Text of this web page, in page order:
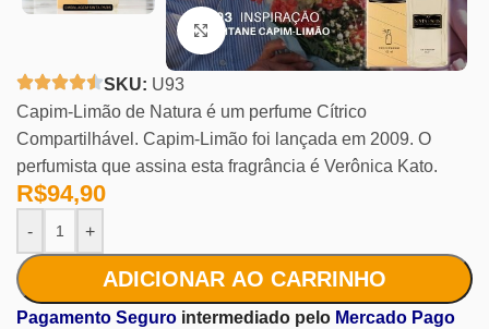
Clique para ampliar
SKU: U93
Capim-Limão de Natura é um perfume Cítrico
Compartilhável. Capim-Limão foi lançada em 2009. O
perfumista que assina esta fragrância é Verônica Kato.
R$94,90
- +
ADICIONAR AO CARRINHO
Pagamento Seguro intermediado pelo Mercado Pago